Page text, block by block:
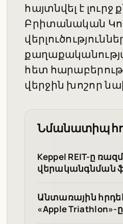
հայտնվել է
Բրիտանական
հետ
վերջին խոշոր
Նմանատիպ
Keppel REIT-ը
վերականգնման
Անտառային
«Apple Triathlon»-ը